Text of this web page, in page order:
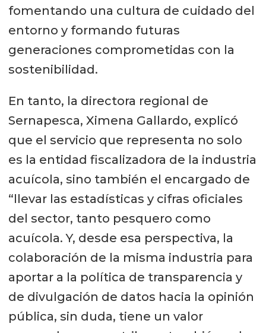
fomentando una cultura de cuidado del
entorno y formando futuras
generaciones comprometidas con la
sostenibilidad.
En tanto, la directora regional de
Sernapesca, Ximena Gallardo, explicó
que el servicio que representa no solo
es la entidad fiscalizadora de la industria
acuícola, sino también el encargado de
“llevar las estadísticas y cifras oficiales
del sector, tanto pesquero como
acuícola. Y, desde esa perspectiva, la
colaboración de la misma industria para
aportar a la política de transparencia y
de divulgación de datos hacia la opinión
pública, sin duda, tiene un valor